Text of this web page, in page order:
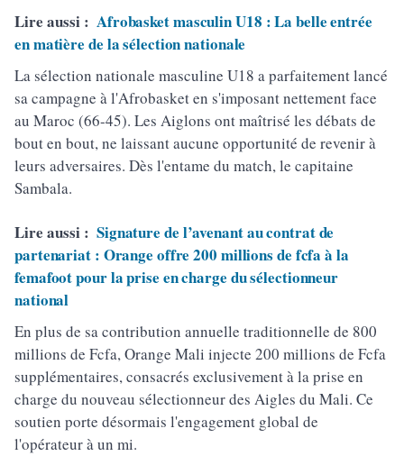
Lire aussi : Afrobasket masculin U18 : La belle entrée
en matière de la sélection nationale
La sélection nationale masculine U18 a parfaitement lancé
sa campagne à l'Afrobasket en s'imposant nettement face
au Maroc (66-45). Les Aiglons ont maîtrisé les débats de
bout en bout, ne laissant aucune opportunité de revenir à
leurs adversaires. Dès l'entame du match, le capitaine
Sambala.
Lire aussi : Signature de l’avenant au contrat de
partenariat : Orange offre 200 millions de fcfa à la
femafoot pour la prise en charge du sélectionneur
national
En plus de sa contribution annuelle traditionnelle de 800
millions de Fcfa, Orange Mali injecte 200 millions de Fcfa
supplémentaires, consacrés exclusivement à la prise en
charge du nouveau sélectionneur des Aigles du Mali. Ce
soutien porte désormais l'engagement global de
l'opérateur à un mi.